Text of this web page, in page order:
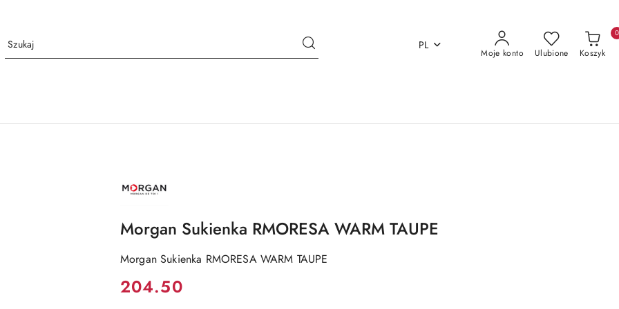
PL
Moje konto Ulubione Koszyk
0
PRODUCENTA:
MORGAN
Morgan Sukienka RMORESA WARM TAUPE
Morgan Sukienka RMORESA WARM TAUPE
Cena:
204.50